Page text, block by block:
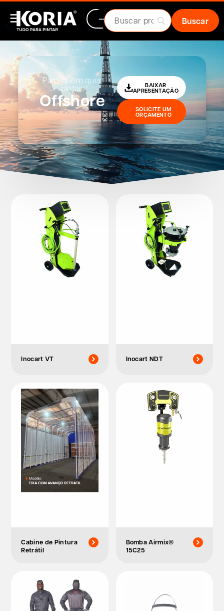
Para quem quer
pintar:
Offshore
BAIXAR
APRESENTAÇÃO
SOLICITE UM
ORÇAMENTO
Inocart VT Inocart NDT
Cabine de Pintura
Retrátil
Bomba Airmix®
15C25